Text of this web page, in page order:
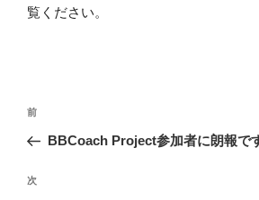
覧ください。
投
ナ
ビ
前
の
稿
前
BBCoach Project参加者に朗報で
次
次